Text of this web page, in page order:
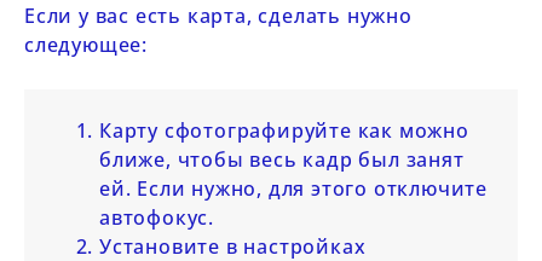
Если у вас есть карта, сделать нужно
следующее:
Карту сфотографируйте как можно
ближе, чтобы весь кадр был занят
ей. Если нужно, для этого отключите
автофокус.
Установите в настройках